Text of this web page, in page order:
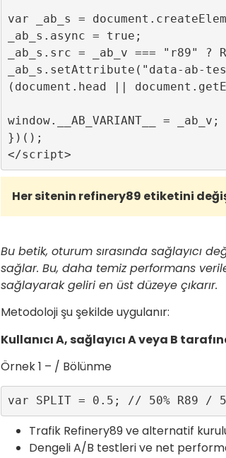
var _ab_s =
_ab_s.async = true;
_ab_s.src = _ab_v === "r89" ?
_ab_s.setAttribute("data-ab-
(document.head ||
window.__AB_VARIANT__ = _ab_v;
})();
Her sitenin refinery89 etiketini
Bu betik, oturum sırasında sağlayıcı
sağlar. Bu, daha temiz performans
sağlayarak geliri en üst düzeye çıkarır.
Metodoloji şu şekilde uygulanır:
Kullanıcı A, sağlayıcı A veya B
Örnek 1 – / Bölünme
var SPLIT = 0.5; // 50% R89 /
Trafik Refinery89 ve alternatif
Dengeli A/B testleri ve net